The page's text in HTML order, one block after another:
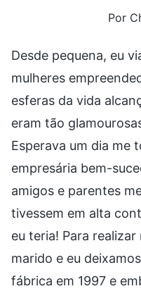
Por
Desde pequena, eu
mulheres
esferas da vida
eram tão
Esperava um dia me
empresária bem-
amigos e parentes
tivessem em alta
eu teria! Para
marido e eu
fábrica em 1997 e